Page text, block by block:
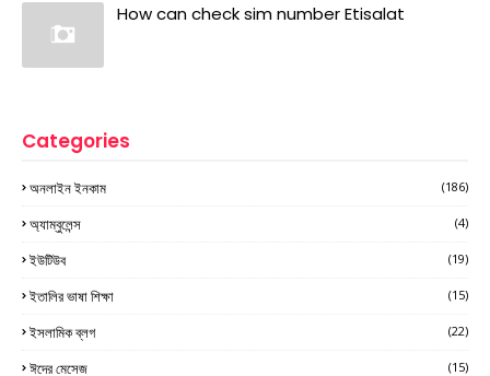
How can check sim number Etisalat
Categories
অনলাইন ইনকাম (186)
অ্যাম্বুলেন্স (4)
ইউটিউব (19)
ইতালির ভাষা শিক্ষা (15)
ইসলামিক ব্লগ (22)
ঈদের মেসেজ (15)